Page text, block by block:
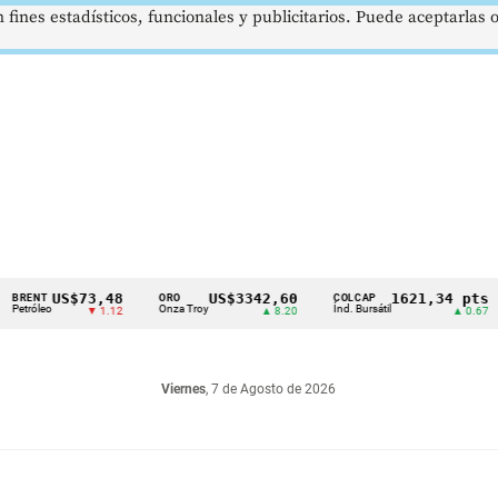
US$73,48
▼ 1.12
ORO
Onza Troy
US$3342,60 COLCAP
Índ. Bursátil
1621,34 pts
Viernes, 7 de Agosto de 2026
estadísticos, funcionales y publicitarios. Puede aceptarlas